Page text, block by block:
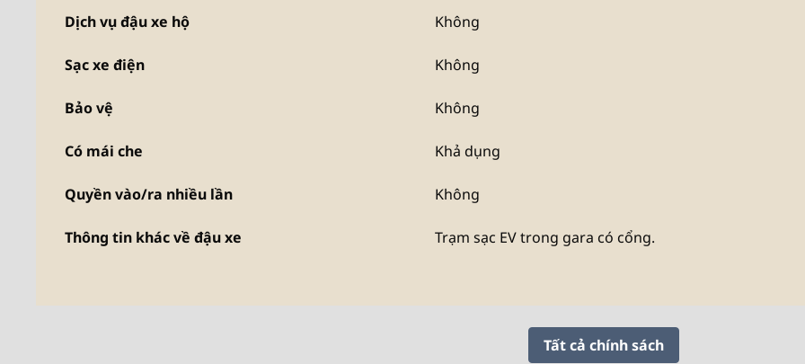
Dịch vụ đậu xe hộ Không
Sạc xe điện Không
Bảo vệ Không
Có mái che Khả dụng
Quyền vào/ra nhiều lần Không
Thông tin khác về đậu xe Trạm sạc EV trong gara có cổng.
Tất cả chính sách